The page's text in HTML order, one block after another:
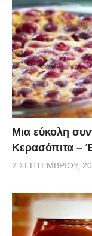
Μια εύκολη
Κερασόπιτα –
2 ΣΕΠΤΕΜΒΡΊΟΥ,